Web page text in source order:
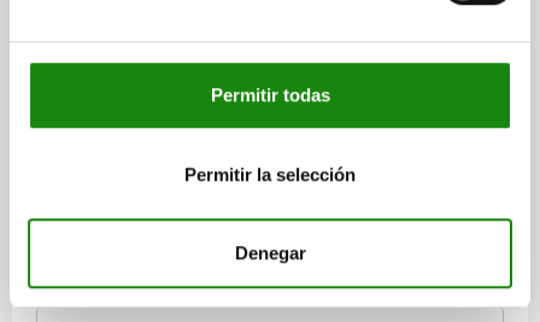
Permitir todas
Permitir la selección
Denegar
COLOR DEL CUERPO DE BASE=NEGRO CON ACABADO SATINADO
PROFUNDIDAD DE ROSCA=14
06410-3101